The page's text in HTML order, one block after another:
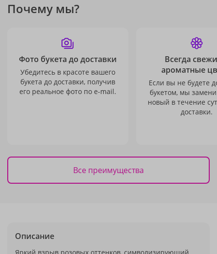
Почему мы?
Фото букета до доставки
Убедитесь в красоте вашего
букета до доставки, получив
его реальное фото по e-mail.
Всегда
ароматные
Если вы не будете
букетом, мы
новый в течение
доставки.
Все преимущества
Описание